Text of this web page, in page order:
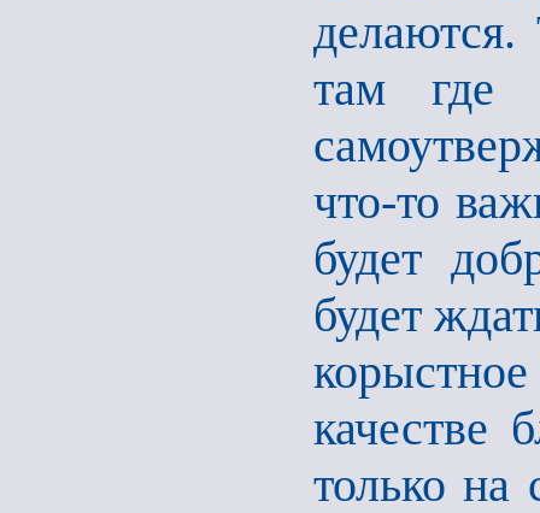
делаются.
там где
что-то
будет
будет
качестве
только на